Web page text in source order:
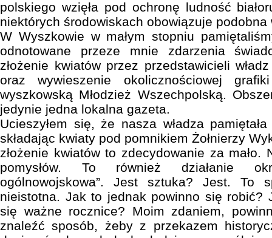
polskiego wzięła pod ochronę ludność
niektórych środowiskach obowiązuje podobna
W Wyszkowie w małym stopniu
odnotowane przeze mnie zdarzenia
złożenie kwiatów przez przedstawicieli
oraz wywieszenie okolicznościowej
wyszkowską Młodzież Wszechpolską.
jedynie jedna lokalna gazeta.
Ucieszyłem się, że nasza władza
składając kwiaty pod pomnikiem Żołnierzy
złożenie kwiatów to zdecydowanie za
pomysłów. To również działanie
ogólnowojskowa”. Jest sztuka? Jest. To
nieistotna. Jak to jednak powinno się robić?
się ważne rocznice? Moim zdaniem,
znaleźć sposób, żeby z przekazem